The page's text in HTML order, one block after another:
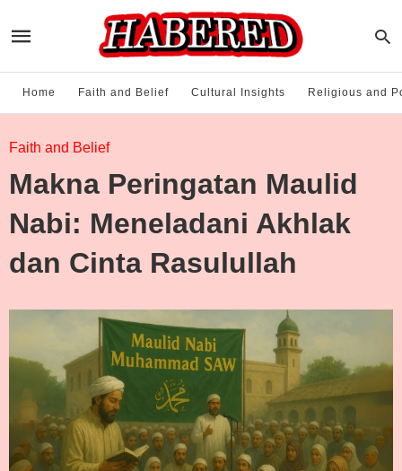
Home Faith and Belief Cultural Insights Religious and
Faith and Belief
Makna Peringatan Maulid
Nabi: Meneladani Akhlak
dan Cinta Rasulullah